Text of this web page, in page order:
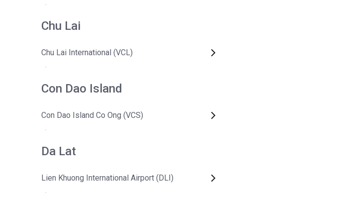
Chu Lai
Chu Lai International (VCL)
Con Dao Island
Con Dao Island Co Ong (VCS)
Da Lat
Lien Khuong International Airport (DLI)